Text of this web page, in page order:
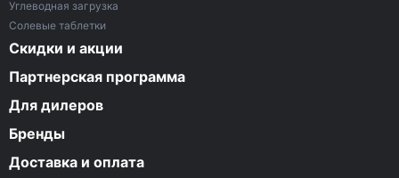
Углеводная загрузка
Солевые таблетки
Скидки и акции
Партнерская программа
Для дилеров
Бренды
Доставка и оплата